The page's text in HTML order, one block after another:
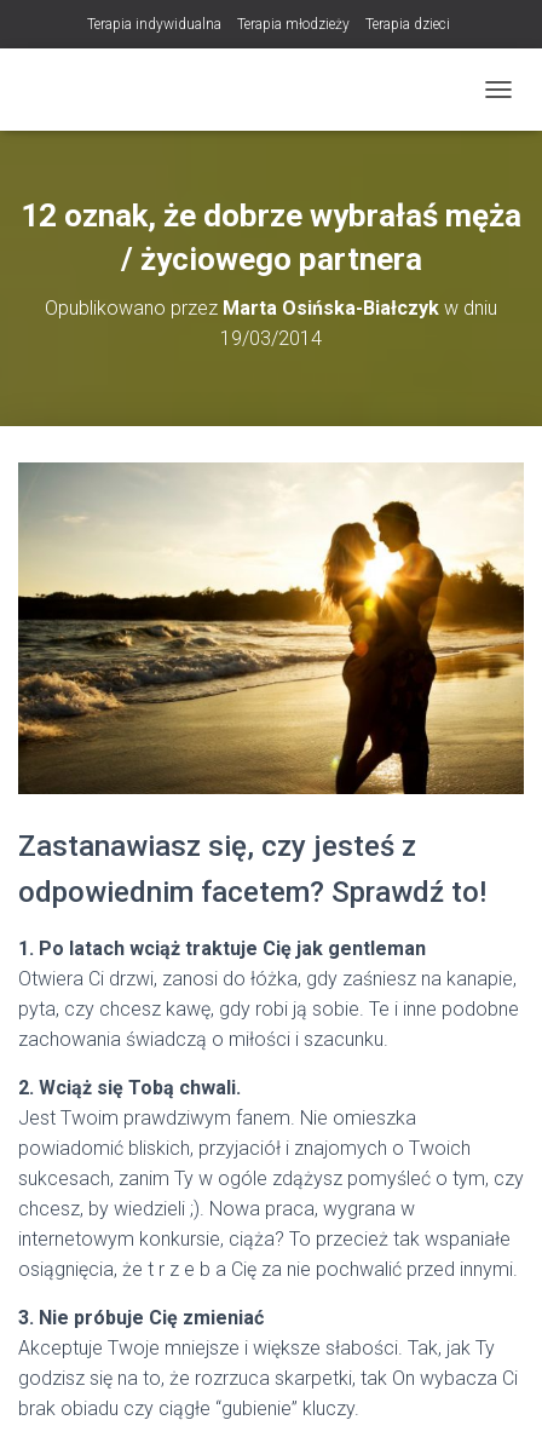
Terapia indywidualna Terapia młodzieży Terapia dzieci
NOWOŚĆ! Trening Komunikacji dla Par
LET Me Go! – Ekspresowa Terapia Lęku (IET) Cart
Konsultacje rodzicielskie
12 oznak, że dobrze wybrałaś męża
/ życiowego partnera
Opublikowano przez Marta Osińska-Białczyk w dniu
19/03/2014
Zastanawiasz się, czy jesteś z
odpowiednim facetem? Sprawdź to!
1. Po latach wciąż traktuje Cię jak gentleman
Otwiera Ci drzwi, zanosi do łóżka, gdy zaśniesz na kanapie,
pyta, czy chcesz kawę, gdy robi ją sobie. Te i inne podobne
zachowania świadczą o miłości i szacunku.
2. Wciąż się Tobą chwali.
Jest Twoim prawdziwym fanem. Nie omieszka
powiadomić bliskich, przyjaciół i znajomych o Twoich
sukcesach, zanim Ty w ogóle zdążysz pomyśleć o tym, czy
chcesz, by wiedzieli ;). Nowa praca, wygrana w
internetowym konkursie, ciąża? To przecież tak wspaniałe
osiągnięcia, że t r z e b a Cię za nie pochwalić przed innymi.
3. Nie próbuje Cię zmieniać
Akceptuje Twoje mniejsze i większe słabości. Tak, jak Ty
godzisz się na to, że rozrzuca skarpetki, tak On wybacza Ci
brak obiadu czy ciągłe “gubienie” kluczy.